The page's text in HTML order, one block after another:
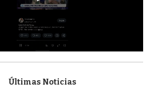
Últimas Noticias